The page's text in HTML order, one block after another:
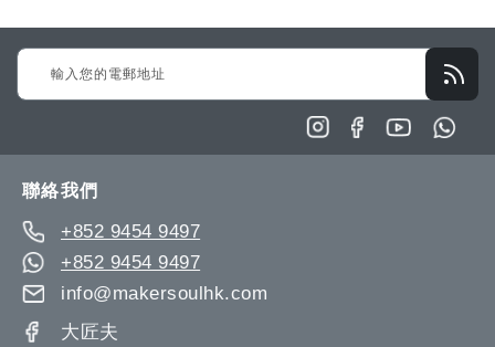
Sign
Up
聯絡我們
+852 9454 9497
+852 9454 9497
info@makersoulhk.com
大匠夫